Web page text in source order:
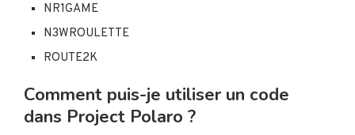
NR1GAME
N3WROULETTE
ROUTE2K
Comment puis-je utiliser un code
dans Project Polaro ?